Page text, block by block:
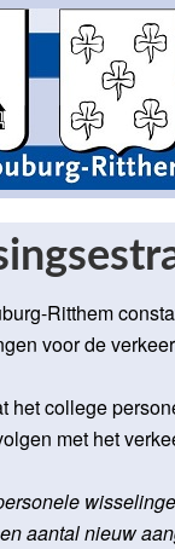
Ritthem
voor de
het college
met het
aantal nieuw